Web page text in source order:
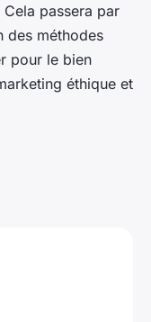
passera par
des méthodes
pour le bien
éthique et